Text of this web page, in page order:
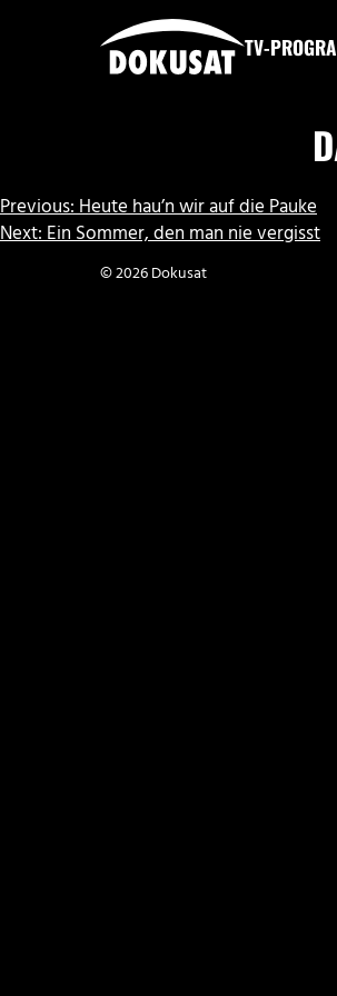
TV-
BEITRAGSNAVIGATION
Previous:Heute hau’n wir auf die Pauke
Next:Ein Sommer, den man nie vergisst
© 2026 Dokusat